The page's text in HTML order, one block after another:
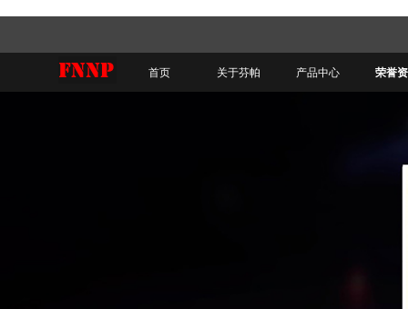
首页 关于芬帕 产品中心 荣誉